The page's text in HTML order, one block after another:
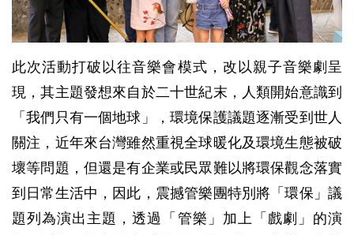
此次活動打破以往音樂會模式，改以親子音樂劇呈
現，其主題發想來自於二十世紀末，人類開始意識到
「我們只有一個地球」，環境保護議題逐漸受到世人
關注，近年來台灣雖然重視全球暖化及環境生態被破
壞等問題，但還是有企業或民眾難以將環保觀念落實
到日常生活中，因此，震撼管樂團特別將「環保」議
題列為演出主題，透過「管樂」加上「戲劇」的演